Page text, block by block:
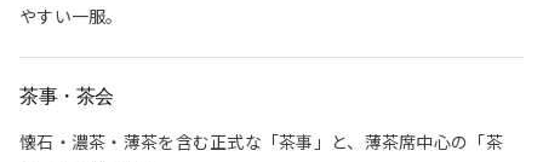
やすい一服。
茶事・茶会
懐石・濃茶・薄茶を含む正式な「茶事」と、薄茶席中心の「茶